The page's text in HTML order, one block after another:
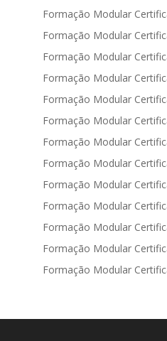
Formação Modular
Formação Modular
Formação Modular
Formação Modular
Formação Modular
Formação Modular
Formação Modular
Formação Modular
Formação Modular
Formação Modular
Formação Modular
Formação Modular
Formação Modular